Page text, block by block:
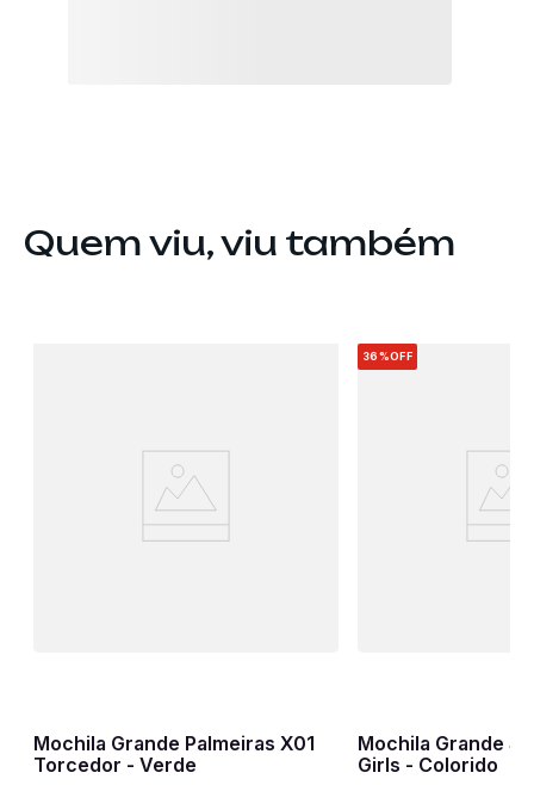
Quem viu, viu também
Mochila Grande Palmeiras X01
Torcedor - Verde
36%OFF
Mochila Grande
Girls - Colorido